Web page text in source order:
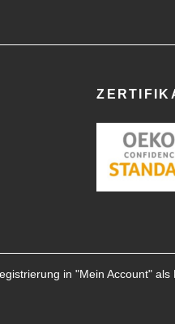
in "Mein Account" als